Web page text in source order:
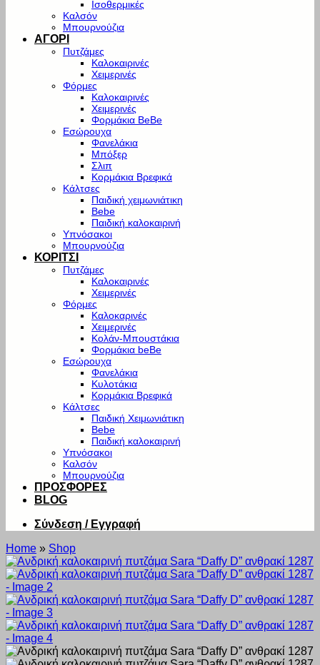
Ισοθερμικές
Καλσόν
Μπουρνούζια
ΑΓΟΡΙ
Πυτζάμες
Καλοκαιρινές
Χειμερινές
Φόρμες
Καλοκαιρινές
Χειμερινές
Φορμάκια BeBe
Εσώρουχα
Φανελάκια
Μπόξερ
Σλιπ
Κορμάκια Βρεφικά
Κάλτσες
Παιδική χειμωνιάτικη
Bebe
Παιδική καλοκαιρινή
Υπνόσακοι
Μπουρνούζια
ΚΟΡΙΤΣΙ
Πυτζάμες
Καλοκαιρινές
Χειμερινές
Φόρμες
Καλοκαρινές
Χειμερινές
Κολάν-Μπουστάκια
Φορμάκια beBe
Εσώρουχα
Φανελάκια
Κυλοτάκια
Κορμάκια Βρεφικά
Κάλτσες
Παιδική Χειμωνιάτικη
Bebe
Παιδική καλοκαιρινή
Υπνόσακοι
Καλσόν
Μπουρνούζια
ΠΡΟΣΦΟΡΕΣ
BLOG
Σύνδεση / Εγγραφή
Home » Shop